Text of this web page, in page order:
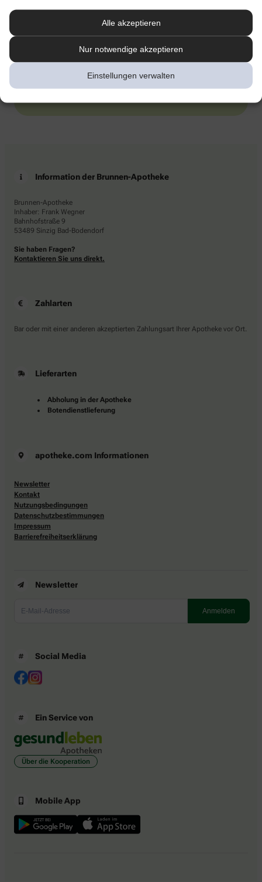
Alle akzeptieren
Nur notwendige akzeptieren
Einstellungen verwalten
Datenverarbeitung finden sich in derDatenschutzerklärung
AHD.
31.12.2026. Mindestbestellwert: 50,00 €. Gültig auf das
gesamte Sortiment, ausgeschlossen rezeptpflichtige Produkte.
Information der Brunnen-Apotheke
Brunnen-Apotheke
Inhaber: Frank Wegner
Bahnhofstraße 9
53489 Sinzig Bad-Bodendorf
Sie haben Fragen?
Kontaktieren Sie uns direkt.
Zahlarten
Bar oder mit einer anderen akzeptierten Zahlungsart Ihrer Apotheke vor Ort.
Lieferarten
Abholung in der Apotheke
Botendienstlieferung
apotheke.com Informationen
Newsletter
Kontakt
Nutzungsbedingungen
Datenschutzbestimmungen
Impressum
Barrierefreiheitserklärung
Newsletter
Social Media
Ein Service von
Über die Kooperation
Mobile App